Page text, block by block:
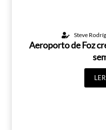
Steve
Aeroporto de Foz